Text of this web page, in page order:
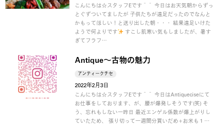
こんにちは☆スタッフEです＾＾ 今日はお天気朝からずっ
とぐずついてましたが 子供たちが遠足だったのでなんと
かもってほしい！と送り出した朝・・・ 結果遠足いけた
ようで何よりです
すこし肌寒い気もしましたが、暑す
ぎてフラフ…
Antique～古物の魅力
アンティークチセ
2022年2月3日
こんにちは☆スタッフEです＾＾ 今日はAntiqueciseにて
お仕事をしております、が、腰が爆発しそうです(笑) そ
う、忘れもしない一昨日 最近エンゲル係数が爆上がりし
ていたため、 張り切って一週間分買いだめ+お米も１…